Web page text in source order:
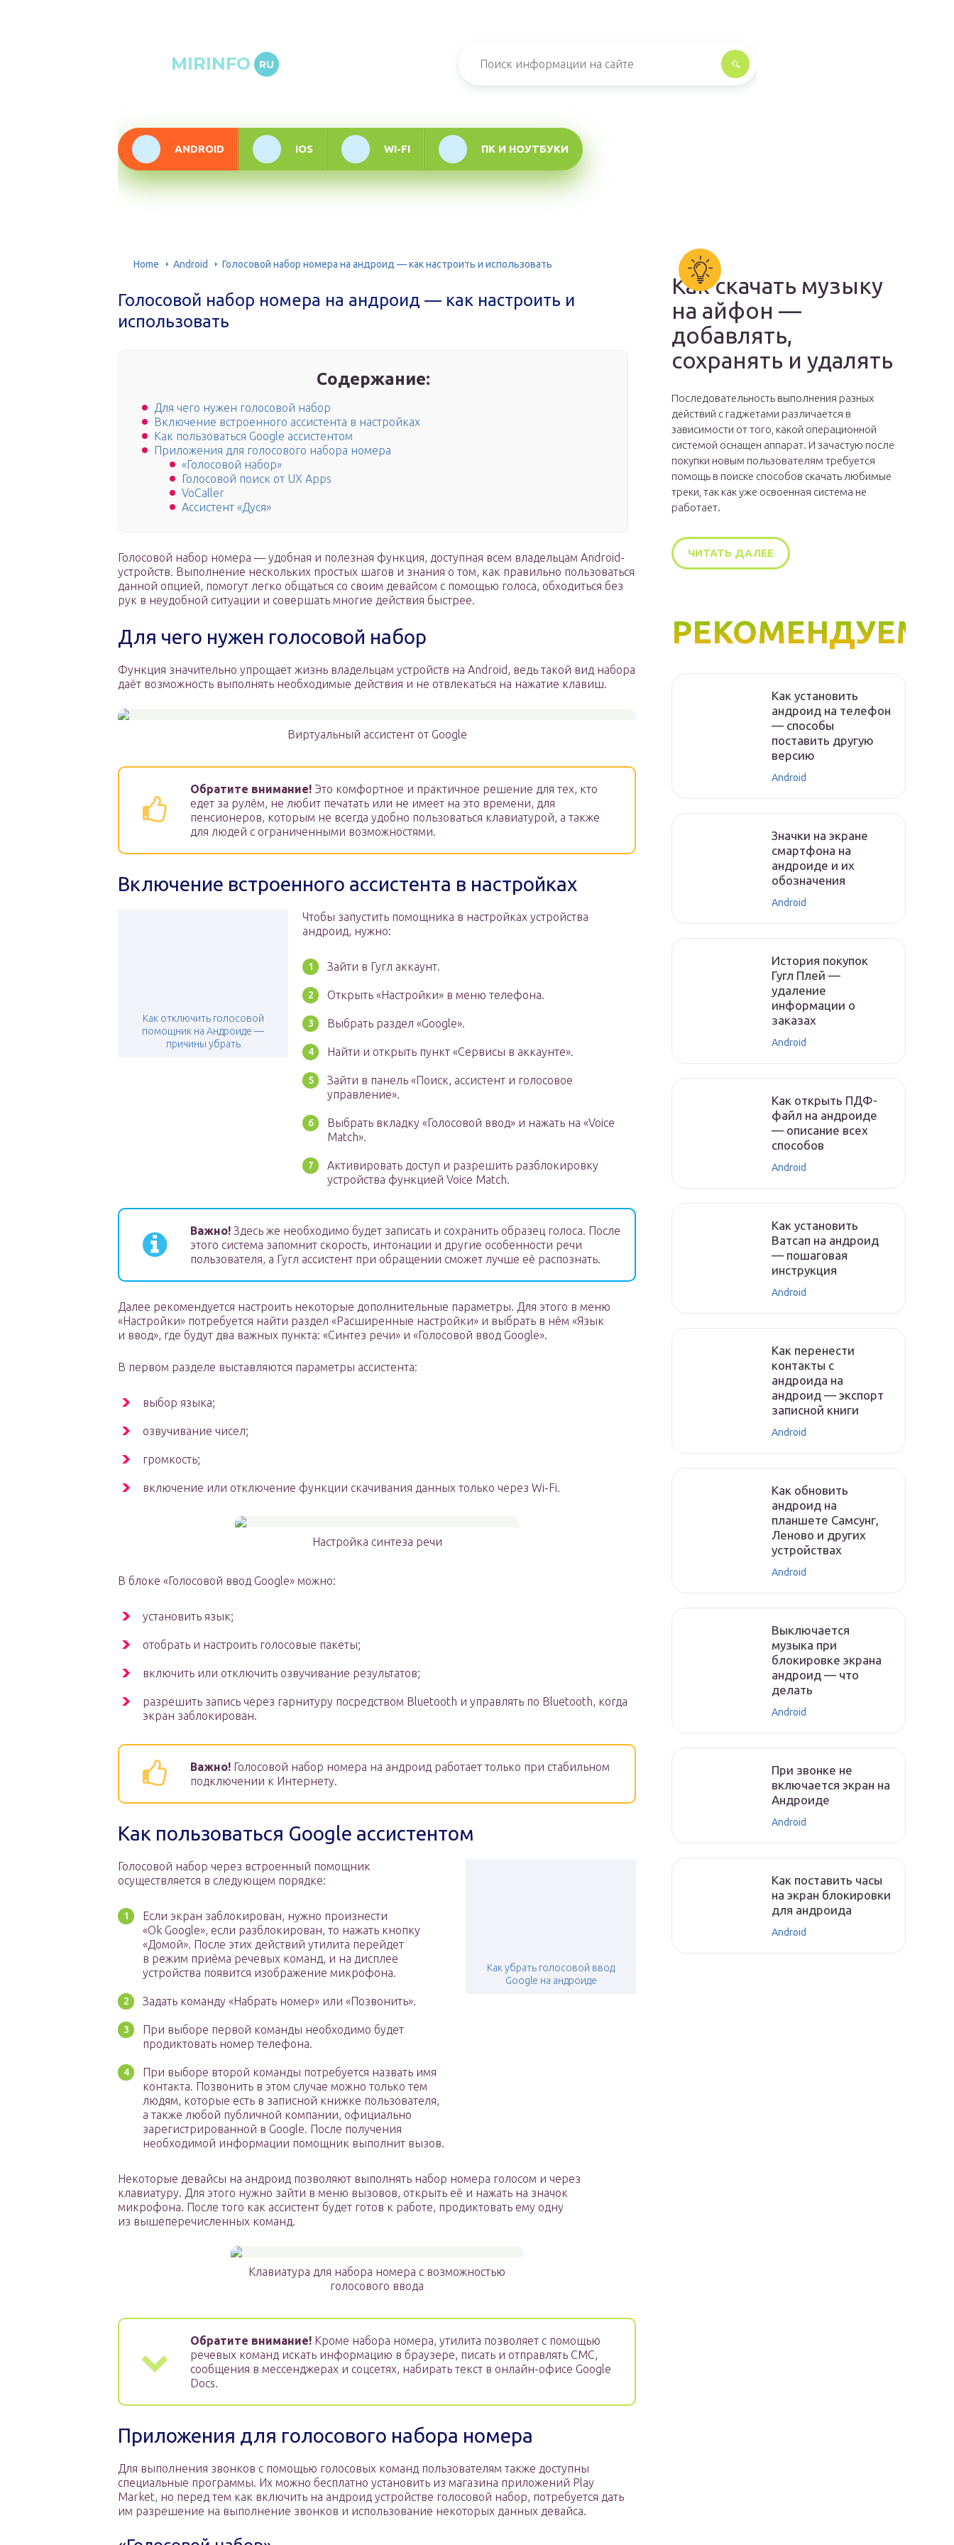
MIRINFO RU
ANDROID IOS WI-FI ПК И НОУТБУКИ
Home Android Голосовой набор номера на андроид — как настроить и использовать
Голосовой набор номера на андроид — как настроить и
использовать
Содержание:
Для чего нужен голосовой набор
Включение встроенного ассистента в настройках
Как пользоваться Google ассистентом
Приложения для голосового набора номера
«Голосовой набор»
Голосовой поиск от UX Apps
VoCaller
Ассистент «Дуся»
Голосовой набор номера — удобная и полезная функция, доступная всем владельцам Android-
устройств. Выполнение нескольких простых шагов и знания о том, как правильно пользоваться
данной опцией, помогут легко общаться со своим девайсом с помощью голоса, обходиться без
рук в неудобной ситуации и совершать многие действия быстрее.
Для чего нужен голосовой набор
Функция значительно упрощает жизнь владельцам устройств на Android, ведь такой вид набора
даёт возможность выполнять необходимые действия и не отвлекаться на нажатие клавиш.
Виртуальный ассистент от Google
Обратите внимание! Это комфортное и практичное решение для тех, кто
едет за рулём, не любит печатать или не имеет на это времени, для
пенсионеров, которым не всегда удобно пользоваться клавиатурой, а также
для людей с ограниченными возможностями.
Включение встроенного ассистента в настройках
Как отключить голосовой
помощник на Андроиде —
причины убрать
Чтобы запустить помощника в настройках устройства
андроид, нужно:
Зайти в Гугл аккаунт.
Открыть «Настройки» в меню телефона.
Выбрать раздел «Google».
Найти и открыть пункт «Сервисы в аккаунте».
Зайти в панель «Поиск, ассистент и голосовое
управление».
Выбрать вкладку «Голосовой ввод» и нажать на «Voice
Match».
Активировать доступ и разрешить разблокировку
устройства функцией Voice Match.
Важно! Здесь же необходимо будет записать и сохранить образец голоса. После
этого система запомнит скорость, интонации и другие особенности речи
пользователя, а Гугл ассистент при обращении сможет лучше её распознать.
Далее рекомендуется настроить некоторые дополнительные параметры. Для этого в меню
«Настройки» потребуется найти раздел «Расширенные настройки» и выбрать в нём «Язык
и ввод», где будут два важных пункта: «Синтез речи» и «Голосовой ввод Google».
В первом разделе выставляются параметры ассистента:
выбор языка;
озвучивание чисел;
громкость;
включение или отключение функции скачивания данных только через Wi-Fi.
Настройка синтеза речи
В блоке «Голосовой ввод Google» можно:
установить язык;
отобрать и настроить голосовые пакеты;
включить или отключить озвучивание результатов;
разрешить запись через гарнитуру посредством Bluetooth и управлять по Bluetooth, когда
экран заблокирован.
Важно! Голосовой набор номера на андроид работает только при стабильном
подключении к Интернету.
Как пользоваться Google ассистентом
Как убрать голосовой ввод
Google на андроиде
Голосовой набор через встроенный помощник
осуществляется в следующем порядке:
Если экран заблокирован, нужно произнести
«Ok Google», если разблокирован, то нажать кнопку
«Домой». После этих действий утилита перейдет
в режим приёма речевых команд, и на дисплее
устройства появится изображение микрофона.
Задать команду «Набрать номер» или «Позвонить».
При выборе первой команды необходимо будет
продиктовать номер телефона.
При выборе второй команды потребуется назвать имя
контакта. Позвонить в этом случае можно только тем
людям, которые есть в записной книжке пользователя,
а также любой публичной компании, официально
зарегистрированной в Google. После получения
необходимой информации помощник выполнит вызов.
Некоторые девайсы на андроид позволяют выполнять набор номера голосом и через
клавиатуру. Для этого нужно зайти в меню вызовов, открыть её и нажать на значок
микрофона. После того как ассистент будет готов к работе, продиктовать ему одну
из вышеперечисленных команд.
Клавиатура для набора номера с возможностью
голосового ввода
Обратите внимание! Кроме набора номера, утилита позволяет с помощью
речевых команд искать информацию в браузере, писать и отправлять СМС,
сообщения в мессенджерах и соцсетях, набирать текст в онлайн-офисе Google
Docs.
Приложения для голосового набора номера
Для выполнения звонков с помощью голосовых команд пользователям также доступны
специальные программы. Их можно бесплатно установить из магазина приложений Play
Market, но перед тем как включить на андроид устройстве голосовой набор, потребуется дать
им разрешение на выполнение звонков и использование некоторых данных девайса.
Как скачать музыку
на айфон —
добавлять,
сохранять и удалять
Последовательность выполнения разных
действий с гаджетами различается в
зависимости от того, какой операционной
системой оснащен аппарат. И зачастую после
покупки новым пользователям требуется
помощь в поиске способов скачать любимые
треки, так как уже освоенная система не
работает.
ЧИТАТЬ ДАЛЕЕ
РЕКОМЕНДУЕМ
Как установить
андроид на телефон
— способы
поставить другую
версию
Android
Значки на экране
смартфона на
андроиде и их
обозначения
Android
История покупок
Гугл Плей —
удаление
информации о
заказах
Android
Как открыть ПДФ-
файл на андроиде
— описание всех
способов
Android
Как установить
Ватсап на андроид
— пошаговая
инструкция
Android
Как перенести
контакты с
андроида на
андроид — экспорт
записной книги
Android
Как обновить
андроид на
планшете Самсунг,
Леново и других
устройствах
Android
Выключается
музыка при
блокировке экрана
андроид — что
делать
Android
При звонке не
включается экран на
Андроиде
Android
Как поставить часы
на экран блокировки
для андроида
Android